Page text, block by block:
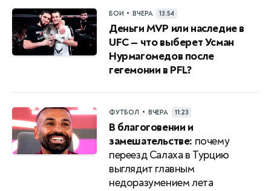
БОИ • ВЧЕРА 13:54
Деньги MVP или наследие в
UFC — что выберет Усман
Нурмагомедов после
гегемонии в PFL?
ФУТБОЛ • ВЧЕРА 11:23
В благоговении и
замешательстве: почему
переезд Салаха в Турцию
выглядит главным
недоразумением лета